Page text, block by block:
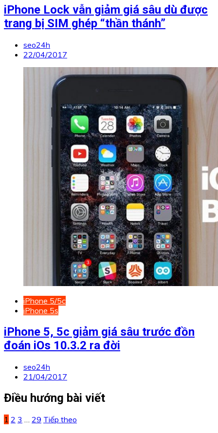
iPhone Lock vẫn giảm giá sâu dù được
trang bị SIM ghép “thần thánh”
seo24h
22/04/2017
iPhone 5/5c
iPhone 5s
iPhone 5, 5c giảm giá sâu trước đồn
đoán iOs 10.3.2 ra đời
seo24h
21/04/2017
Điều hướng bài viết
1 2 3 29 Tiếp theo